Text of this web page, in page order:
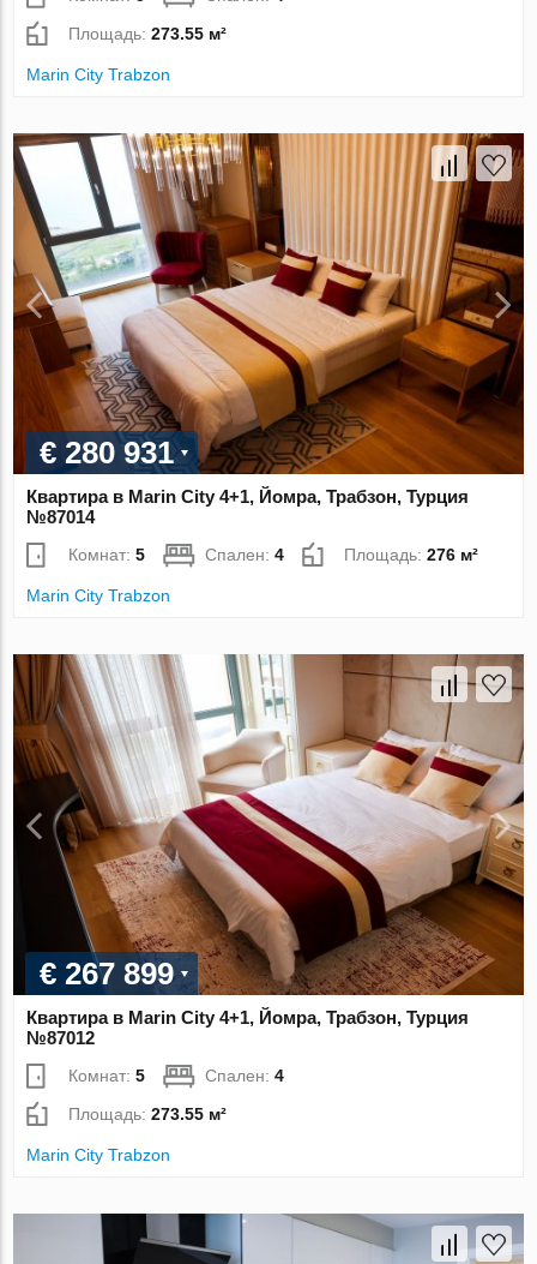
Площадь:273.55 м²
Marin City Trabzon
€ 280 931
Квартира в Marin City 4+1, Йомра, Трабзон, Турция
№87014
Комнат:5 Спален:4 Площадь:276 м²
Marin City Trabzon
€ 267 899
Квартира в Marin City 4+1, Йомра, Трабзон, Турция
№87012
Комнат:5 Спален:4
Площадь:273.55 м²
Marin City Trabzon